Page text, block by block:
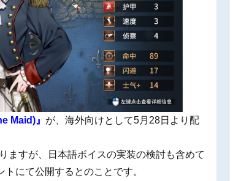
Maid)』 が、海外向けとして5月28日より配
ますが、日本語ボイスの実装の検討も含めて
にて公開するとのことです。